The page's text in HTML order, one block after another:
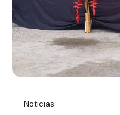
Noticias